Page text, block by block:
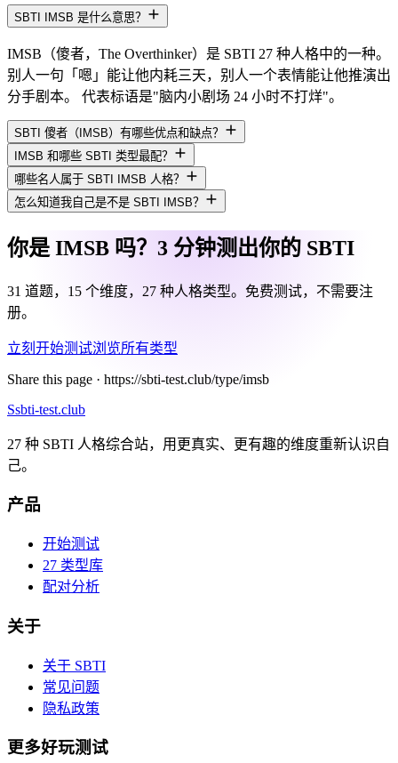
SBTI IMSB 是什么意思？
IMSB（傻者，The Overthinker）是 SBTI 27 种人格中的一种。
别人一句「嗯」能让他内耗三天，别人一个表情能让他推演出
分手剧本。 代表标语是"脑内小剧场 24 小时不打烊"。
SBTI 傻者（IMSB）有哪些优点和缺点？
IMSB 和哪些 SBTI 类型最配？
哪些名人属于 SBTI IMSB 人格？
怎么知道我自己是不是 SBTI IMSB？
你是 IMSB 吗？3 分钟测出你的 SBTI
31 道题，15 个维度，27 种人格类型。免费测试，不需要注
册。
立刻开始测试浏览所有类型
Share this page · https://sbti-test.club/type/imsb
Ssbti-test.club
27 种 SBTI 人格综合站，用更真实、更有趣的维度重新认识自
己。
产品
开始测试
27 类型库
配对分析
关于
关于 SBTI
常见问题
隐私政策
更多好玩测试